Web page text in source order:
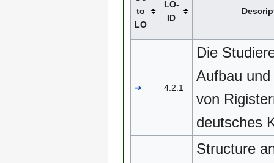
to
LO
LO-
ID
➔ 4.2.1
Die
Aufbau
von
deutsches
Structure